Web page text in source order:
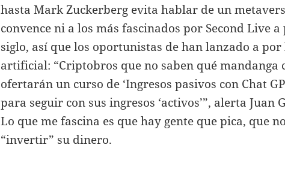
hasta Mark Zuckerberg evita hablar de un
convence ni a los más fascinados por Second Live
siglo, así que los oportunistas de han lanzado a
artificial: “Criptobros que no saben qué mandanga
ofertarán un curso de ‘Ingresos pasivos con Chat
para seguir con sus ingresos ‘activos’”, alerta Juan
Lo que me fascina es que hay gente que pica, que
“invertir” su dinero.